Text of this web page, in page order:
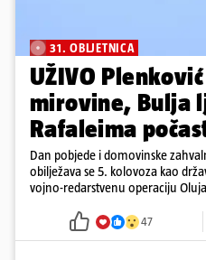
31. OBLJETNICA
UŽIVO
mirovine, Bulja
Rafaleima
Dan pobjede i domovinske
obilježava se 5. kolovoza kao
vojno-redarstvenu operaciju
47